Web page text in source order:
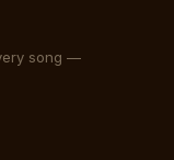
song —